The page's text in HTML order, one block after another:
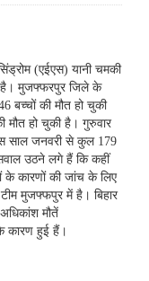
(एईएस) यानी चमकी
है। मुजफ्फरपुर जिले के
बच्चों की मौत हो चुकी
मौत हो चुकी है। गुरुवार
साल जनवरी से कुल 179
उठने लगे हैं कि कहीं
के कारणों की जांच के लिए
मुजफ्फपुर में है। बिहार
मौतें
कारण हुई हैं।